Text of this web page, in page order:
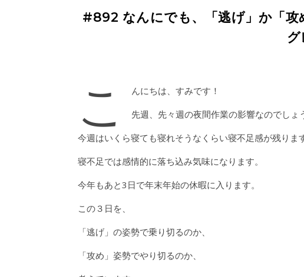
#892 なんにでも、「逃げ」か「
こ
んにちは、すみです！
先週、先々週の夜間作業の影響なのでしょ
今週はいくら寝ても寝れそうなくらい寝不足感が残ります
寝不足では感情的に落ち込み気味になります。
今年もあと3日で年末年始の休暇に入ります。
この３日を、
「逃げ」の姿勢で乗り切るのか、
「攻め」姿勢でやり切るのか、